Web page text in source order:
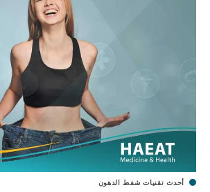
أحدث تقنيات شفط الدهون